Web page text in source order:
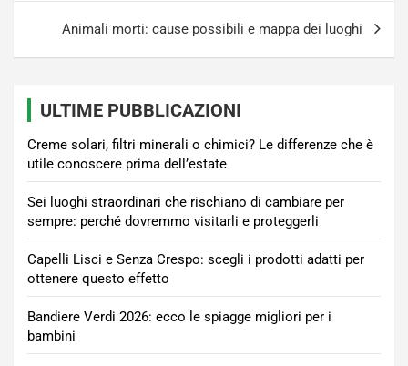
Animali morti: cause possibili e mappa dei luoghi
ULTIME PUBBLICAZIONI
Creme solari, filtri minerali o chimici? Le differenze che è
utile conoscere prima dell’estate
Sei luoghi straordinari che rischiano di cambiare per
sempre: perché dovremmo visitarli e proteggerli
Capelli Lisci e Senza Crespo: scegli i prodotti adatti per
ottenere questo effetto
Bandiere Verdi 2026: ecco le spiagge migliori per i
bambini